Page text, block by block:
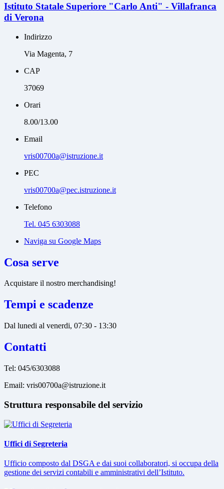
Istituto Statale Superiore "Carlo Anti" - Villafranca
di Verona
Indirizzo
Via Magenta, 7
CAP
37069
Orari
8.00/13.00
Email
vris00700a@istruzione.it
PEC
vris00700a@pec.istruzione.it
Telefono
Tel. 045 6303088
Naviga su Google Maps
Cosa serve
Acquistare il nostro merchandising!
Tempi e scadenze
Dal lunedi al venerdi, 07:30 - 13:30
Contatti
Tel: 045/6303088
Email: vris00700a@istruzione.it
Struttura responsabile del servizio
Uffici di Segreteria
Ufficio composto dal DSGA e dai suoi collaboratori, si occupa della
gestione dei servizi contabili e amministrativi dell’Istituto.